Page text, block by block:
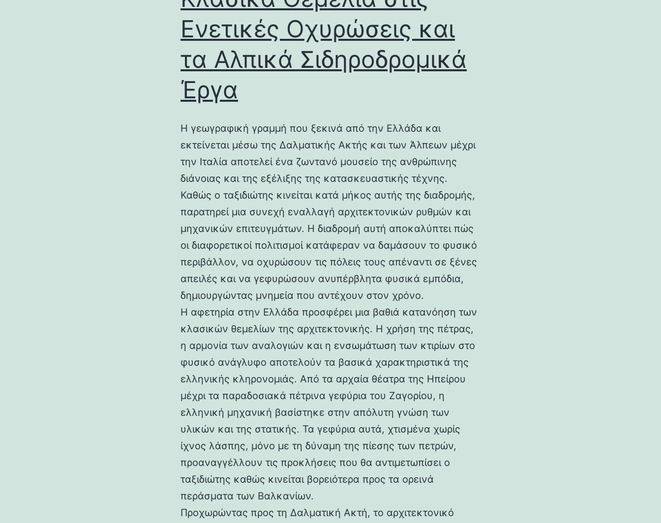
Ενετικές Οχυρώσεις και
τα Αλπικά Σιδηροδρομικά
Έργα
Η γεωγραφική γραμμή που ξεκινά από την Ελλάδα και
εκτείνεται μέσω της Δαλματικής Ακτής και των Άλπεων μέχρι
την Ιταλία αποτελεί ένα ζωντανό μουσείο της ανθρώπινης
διάνοιας και της εξέλιξης της κατασκευαστικής τέχνης.
Καθώς ο ταξιδιώτης κινείται κατά μήκος αυτής της διαδρομής,
παρατηρεί μια συνεχή εναλλαγή αρχιτεκτονικών ρυθμών και
μηχανικών επιτευγμάτων. Η διαδρομή αυτή αποκαλύπτει πώς
οι διαφορετικοί πολιτισμοί κατάφεραν να δαμάσουν το φυσικό
περιβάλλον, να οχυρώσουν τις πόλεις τους απέναντι σε ξένες
απειλές και να γεφυρώσουν ανυπέρβλητα φυσικά εμπόδια,
δημιουργώντας μνημεία που αντέχουν στον χρόνο.
Η αφετηρία στην Ελλάδα προσφέρει μια βαθιά κατανόηση των
κλασικών θεμελίων της αρχιτεκτονικής. Η χρήση της πέτρας,
η αρμονία των αναλογιών και η ενσωμάτωση των κτιρίων στο
φυσικό ανάγλυφο αποτελούν τα βασικά χαρακτηριστικά της
ελληνικής κληρονομιάς. Από τα αρχαία θέατρα της Ηπείρου
μέχρι τα παραδοσιακά πέτρινα γεφύρια του Ζαγορίου, η
ελληνική μηχανική βασίστηκε στην απόλυτη γνώση των
υλικών και της στατικής. Τα γεφύρια αυτά, χτισμένα χωρίς
ίχνος λάσπης, μόνο με τη δύναμη της πίεσης των πετρών,
προαναγγέλλουν τις προκλήσεις που θα αντιμετωπίσει ο
ταξιδιώτης καθώς κινείται βορειότερα προς τα ορεινά
περάσματα των Βαλκανίων.
Προχωρώντας προς τη Δαλματική Ακτή, το αρχιτεκτονικό